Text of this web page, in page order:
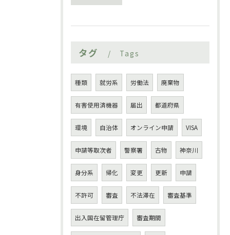
タグ Tags
種類 就労系 労働法 廃棄物
有害使用済機器 届出 都道府県
環境 自治体 オンライン申請 VISA
申請等取次者 警察署 古物 神奈川
身分系 帰化 変更 更新 申請
不許可 審査 不法滞在 審査基準
出入国在留管理庁 審査期間